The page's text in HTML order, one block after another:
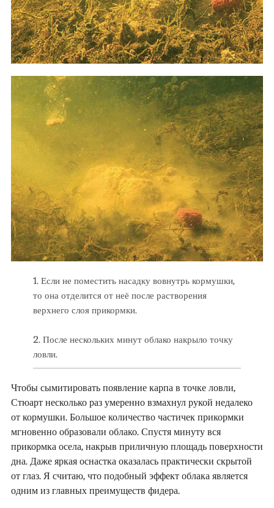
1. Если не поместить насадку вовнутрь кормушки,
то она отделится от неё после растворения
верхнего слоя прикормки.
2. После нескольких минут облако накрыло точку
ловли.
Чтобы сымитировать появление карпа в точке ловли,
Стюарт несколько раз умеренно взмахнул рукой недалеко
от кормушки. Большое количество частичек прикормки
мгновенно образовали облако. Спустя минуту вся
прикормка осела, накрыв приличную площадь поверхности
дна. Даже яркая оснастка оказалась практически скрытой
от глаз. Я считаю, что подобный эффект облака является
одним из главных преимуществ фидера.